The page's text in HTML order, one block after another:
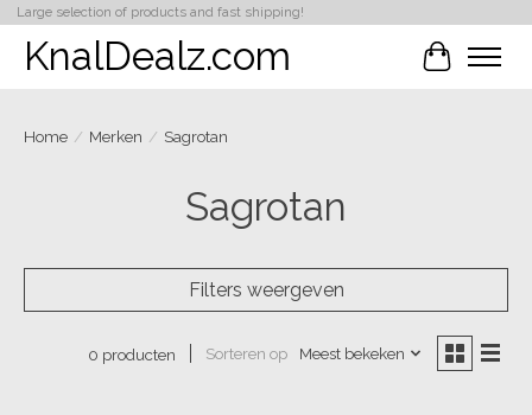
Large selection of products and fast shipping!
KnalDealz.com
Home / Merken / Sagrotan
Sagrotan
Filters weergeven
0 producten Sorteren op Meest bekeken